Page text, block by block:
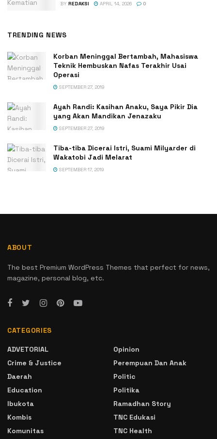
BY REDAKSI APRIL 14, 2026 0
TRENDING NEWS
Korban Meninggal Bertambah, Mahasiswa
Teknik Hembuskan Nafas Terakhir Usai
Operasi
SEPTEMBER 27, 2019
Ayah Randi: Kasihan Anaku, Saya Pikir Dia
yang Akan Mandikan Jenazaku
SEPTEMBER 27, 2019
Tiba-tiba Dicerai Istri, Suami Milyarder di
Wakatobi Jadi Melarat
SEPTEMBER 17, 2019
ABOUT
The best Premium WordPress Themes that perfect for news,
magazine, personal blog, etc.
CATEGORIES
ADVETORIAL
Crime & Justice
Daerah
Education
Ibukota
Kombis
Komunitas
Opinion
Perempuan Dan Anak
Politic
Politika
Ramadhan Story
TNC Edukasi
TNC Health